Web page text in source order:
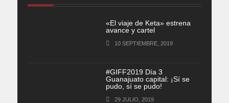
«El viaje de Keta» estrena
avance y cartel
10 SEPTIEMBRE, 2019
#GIFF2019 Día 3
Guanajuato capital: ¡Sí se
pudo, sí se pudo!
29 JULIO, 2019